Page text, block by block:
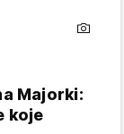
Majorki:
koje